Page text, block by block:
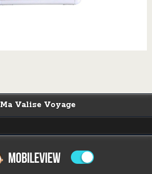
Ma Valise Voyage
MOBILEVIEW